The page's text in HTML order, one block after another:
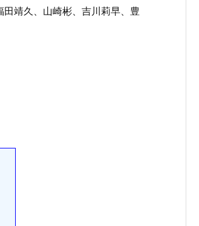
靖久、山崎彬、吉川莉早、豊